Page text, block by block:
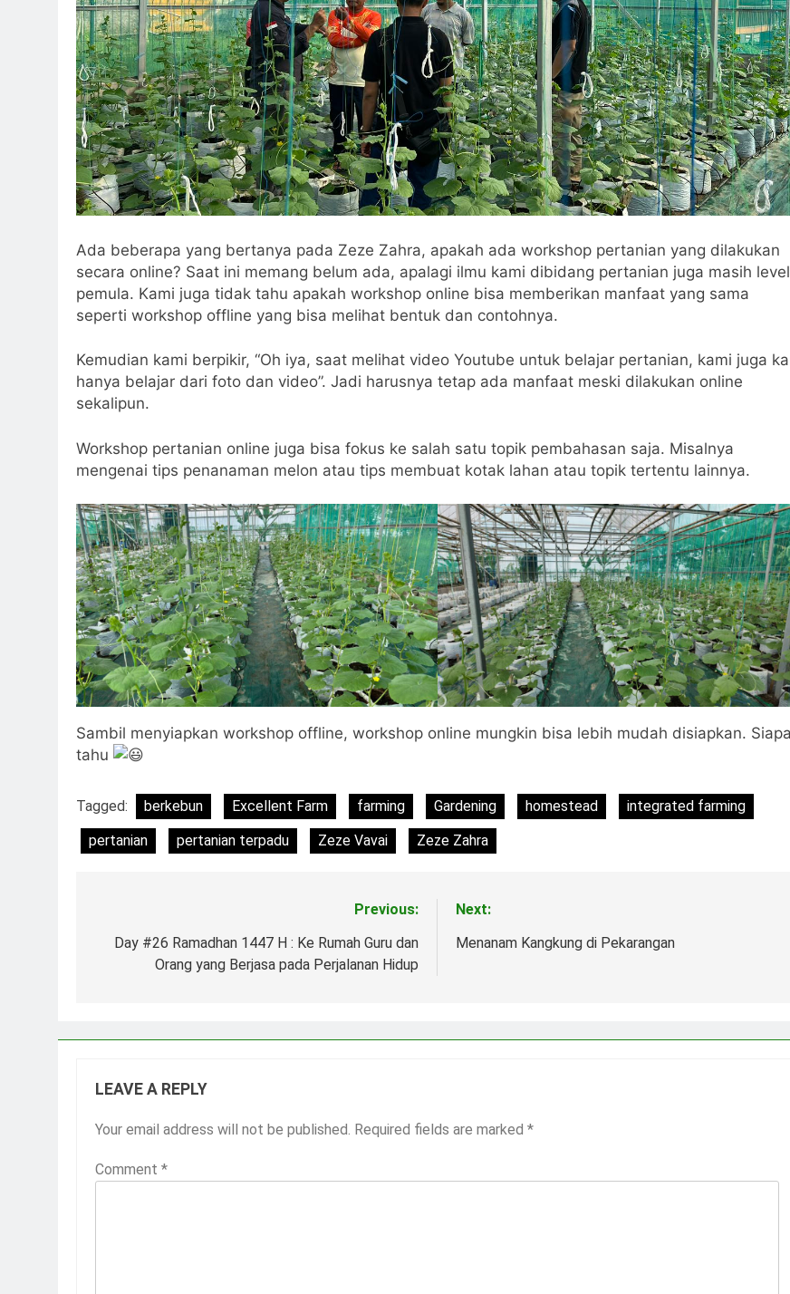
Ada beberapa yang bertanya pada Zeze Zahra, apakah ada workshop pertanian yang dilakukan
secara online? Saat ini memang belum ada, apalagi ilmu kami dibidang pertanian juga masih level
pemula. Kami juga tidak tahu apakah workshop online bisa memberikan manfaat yang sama
seperti workshop offline yang bisa melihat bentuk dan contohnya.
Kemudian kami berpikir, “Oh iya, saat melihat video Youtube untuk belajar pertanian, kami juga
hanya belajar dari foto dan video”. Jadi harusnya tetap ada manfaat meski dilakukan online
sekalipun.
Workshop pertanian online juga bisa fokus ke salah satu topik pembahasan saja. Misalnya
mengenai tips penanaman melon atau tips membuat kotak lahan atau topik tertentu lainnya.
Sambil menyiapkan workshop offline, workshop online mungkin bisa lebih mudah disiapkan. Siapa
tahu
Tagged: berkebun Excellent Farm farming Gardening homestead
integrated farming
pertanian
pertanian terpadu Zeze Vavai Zeze Zahra
navigation
Previous:
Day #26 Ramadhan 1447 H : Ke Rumah Guru dan
Orang yang Berjasa pada Perjalanan Hidup
Next:
Menanam Kangkung di Pekarangan
LEAVE A REPLY
Your email address will not be published. Required fields are marked *
Comment *